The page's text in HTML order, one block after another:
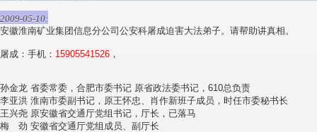
2009-05-10:
安徽淮南矿业集团信息分公司公安科屠成迫害大法弟子。请帮助讲真相。
屠成：手机： 15905541526 ，
孙金龙 省委常委，合肥市委书记 原省政法委书记，610总负责
李亚洪 淮南市委副书记，原王怀忠、肖作新班子成员，时任市委秘书长
王兴尧 原安徽省交通厅党组书记，厅长，已落马
梅 劲 安徽省交通厅党组成员、副厅长